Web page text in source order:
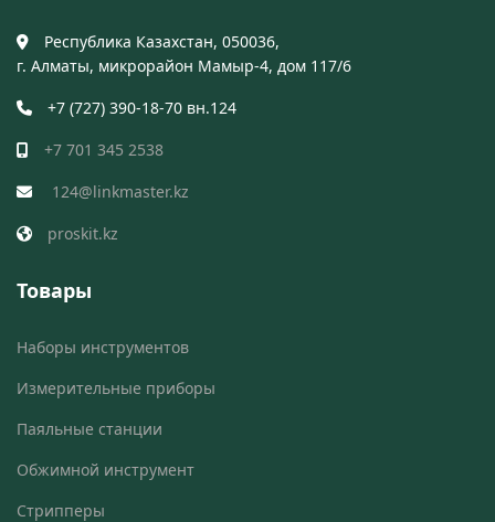
Республика Казахстан, 050036,
г. Алматы, микрорайон Мамыр-4, дом 117/6
+7 (727) 390-18-70 вн.124
+7 701 345 2538
124@linkmaster.kz
proskit.kz
Товары
Наборы инструментов
Измерительные приборы
Паяльные станции
Обжимной инструмент
Стрипперы